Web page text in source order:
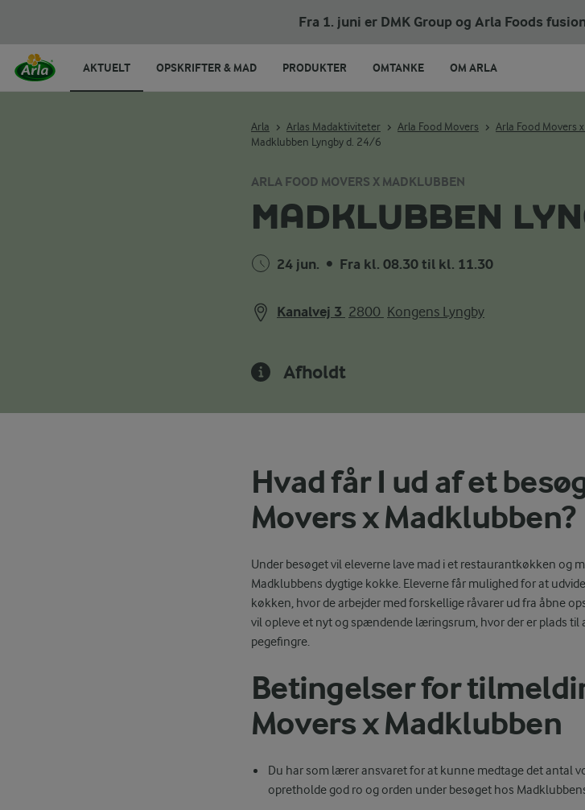
Fra 1. juni er DMK Group og Arla Foods
AKTUELT OPSKRIFTER & MAD PRODUKTER OMTANKE OM ARLA
Arla Arlas Madaktiviteter Arla Food Movers Arla Food Movers
Madklubben Lyngby d. 24/6
ARLA FOOD MOVERS X MADKLUBBEN
MADKLUBBEN
24 jun. • Fra kl. 08.30 til kl. 11.30
Kanalvej 3 2800 Kongens Lyngby
Afholdt
Hvad får I ud af et
Movers x Madklubben?
Under besøget vil eleverne lave mad i et restaurantkøkken og
Madklubbens dygtige kokke. Eleverne får mulighed for at
køkken, hvor de arbejder med forskellige råvarer ud fra åbne
vil opleve et nyt og spændende læringsrum, hvor der er plads
pegefingre.
Betingelser for
Movers x Madklubben
Du har som lærer ansvaret for at kunne medtage det antal
opretholde god ro og orden under besøget hos